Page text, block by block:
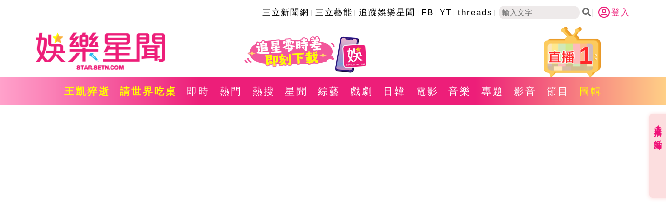
三立新聞網 三立藝能 追蹤娛樂星聞 FB YT threads 登入
1
王凱猝逝 請世界吃桌 即時 熱門 熱搜 星聞 綜藝 戲劇 日韓 電影 音樂 專題 影音 節目 圖輯
直播✦活動